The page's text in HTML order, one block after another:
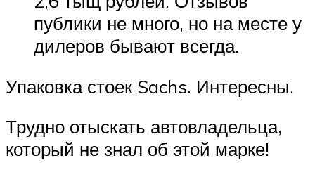
публики не много, но на месте у
дилеров бывают всегда.
Упаковка стоек Sachs. Интересны.
Трудно отыскать автовладельца,
который не знал об этой марке!